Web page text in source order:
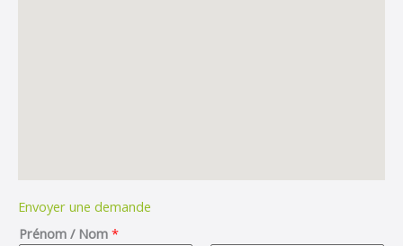
Envoyer une demande
Prénom / Nom *